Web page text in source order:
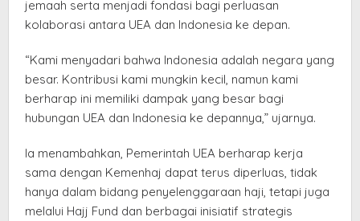
jemaah serta menjadi fondasi bagi perluasan
kolaborasi antara UEA dan Indonesia ke depan.
“Kami menyadari bahwa Indonesia adalah negara yang
besar. Kontribusi kami mungkin kecil, namun kami
berharap ini memiliki dampak yang besar bagi
hubungan UEA dan Indonesia ke depannya,” ujarnya.
Ia menambahkan, Pemerintah UEA berharap kerja
sama dengan Kemenhaj dapat terus diperluas, tidak
hanya dalam bidang penyelenggaraan haji, tetapi juga
melalui Hajj Fund dan berbagai inisiatif strategis